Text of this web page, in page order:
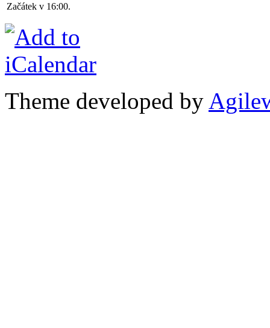
Začátek v 16:00.
Theme developed by